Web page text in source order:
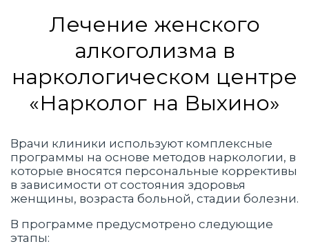
Лечение женского
алкоголизма в
наркологическом центре
«Нарколог на Выхино»
Врачи клиники используют комплексные
программы на основе методов наркологии, в
которые вносятся персональные коррективы
в зависимости от состояния здоровья
женщины, возраста больной, стадии болезни.
В программе предусмотрено следующие
этапы: